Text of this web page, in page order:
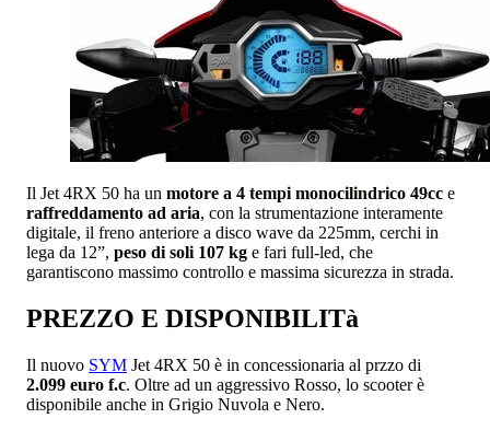
Il Jet 4RX 50 ha un motore a 4 tempi monocilindrico 49cc e
raffreddamento ad aria, con la strumentazione interamente
digitale, il freno anteriore a disco wave da 225mm, cerchi in
lega da 12”, peso di soli 107 kg e fari full-led, che
garantiscono massimo controllo e massima sicurezza in strada.
PREZZO E DISPONIBILITà
Il nuovo SYM Jet 4RX 50 è in concessionaria al przzo di
2.099 euro f.c. Oltre ad un aggressivo Rosso, lo scooter è
disponibile anche in Grigio Nuvola e Nero.